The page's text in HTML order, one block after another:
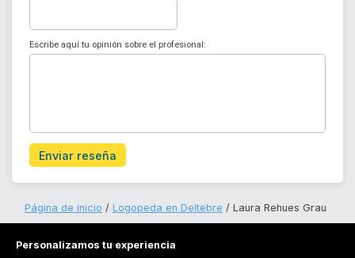
Escribe aquí tu opinión sobre el profesional:
Enviar reseña
Página de inicio Logopeda en Deltebre Laura Rehues Grau
Personalizamos tu experiencia